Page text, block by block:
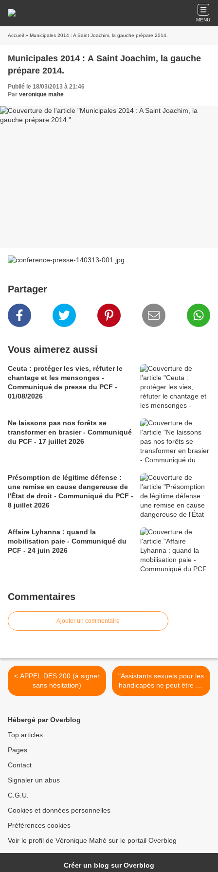
MENU
Accueil » Municipales 2014 : A Saint Joachim, la gauche prépare 2014.
Municipales 2014 : A Saint Joachim, la gauche
prépare 2014.
Publié le 18/03/2013 à 21:46
Par veronique mahe
Partager
Vous aimerez aussi
Ceuta : protéger les vies, réfuter le
chantage et les mensonges -
Communiqué de presse du PCF -
01/08/2026
Ne laissons pas nos forêts se
transformer en brasier - Communiqué
du PCF - 17 juillet 2026
Présomption de légitime défense :
une remise en cause dangereuse de
l'État de droit - Communiqué du PCF -
8 juillet 2026
Affaire Lyhanna : quand la
mobilisation paie - Communiqué du
PCF - 24 juin 2026
Commentaires
Ajouter un commentaire
< APPEL DES 200 (à signer
sans hésitation)
"Assistants sexuels pour les
handicapés ne peut être un
métier comme les autres"
Hébergé par Overblog
Top articles
Pages
Contact
Signaler un abus
C.G.U.
Cookies et données personnelles
Préférences cookies
Voir le profil de Véronique Mahé sur le portail Overblog
Créer un blog sur Overblog